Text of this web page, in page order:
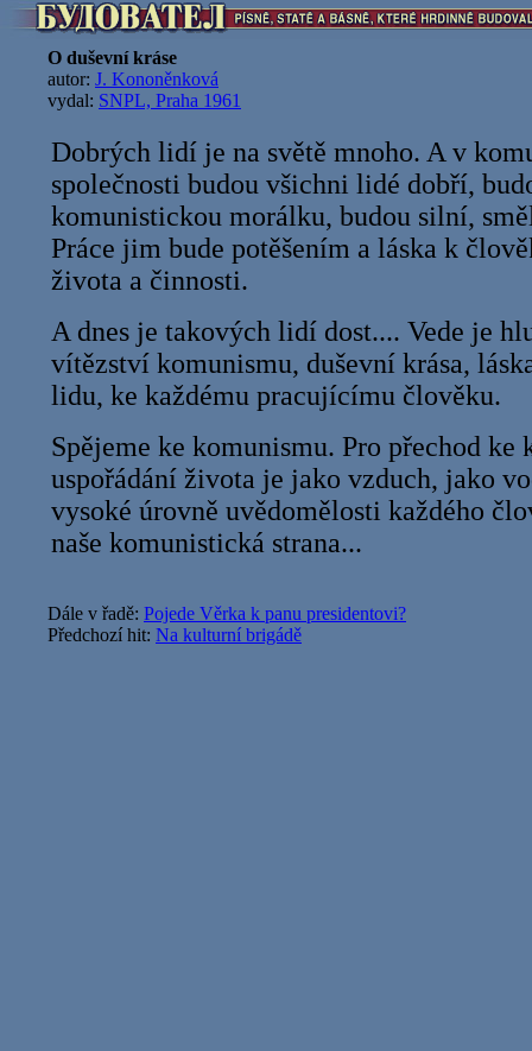
O duševní kráse
autor: J. Kononěnková
vydal: SNPL, Praha 1961
Dobrých lidí je na světě mnoho. A v
společnosti budou všichni lidé dobří,
komunistickou morálku, budou silní,
Práce jim bude potěšením a láska k
života a činnosti.
A dnes je takových lidí dost.... Vede je
vítězství komunismu, duševní krása,
lidu, ke každému pracujícímu člověku.
Spějeme ke komunismu. Pro přechod ke
uspořádání života je jako vzduch, jako
vysoké úrovně uvědomělosti každého
naše komunistická strana...
Dále v řadě: Pojede Věrka k panu presidentovi?
Předchozí hit: Na kulturní brigádě